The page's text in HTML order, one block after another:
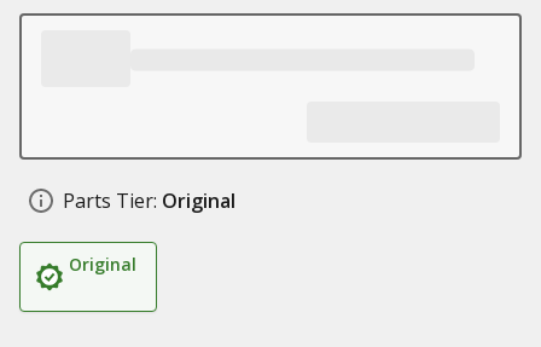
Parts Tier: Original
Original